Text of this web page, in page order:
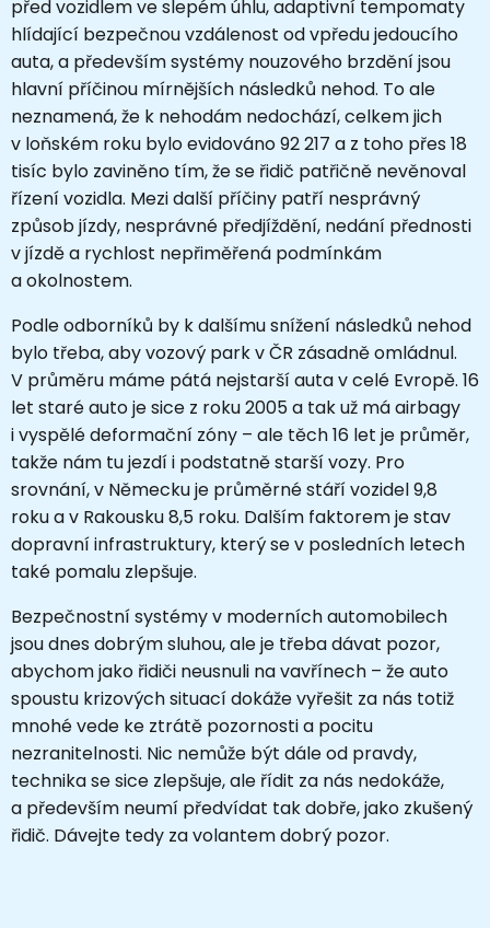
před vozidlem ve slepém úhlu, adaptivní tempomaty
hlídající bezpečnou vzdálenost od vpředu jedoucího
auta, a především systémy nouzového brzdění jsou
hlavní příčinou mírnějších následků nehod. To ale
neznamená, že k nehodám nedochází, celkem jich
v loňském roku bylo evidováno 92 217 a z toho přes 18
tisíc bylo zaviněno tím, že se řidič patřičně nevěnoval
řízení vozidla. Mezi další příčiny patří nesprávný
způsob jízdy, nesprávné předjíždění, nedání přednosti
v jízdě a rychlost nepřiměřená podmínkám
a okolnostem.
Podle odborníků by k dalšímu snížení následků nehod
bylo třeba, aby vozový park v ČR zásadně omládnul.
V průměru máme pátá nejstarší auta v celé Evropě. 16
let staré auto je sice z roku 2005 a tak už má airbagy
i vyspělé deformační zóny – ale těch 16 let je průměr,
takže nám tu jezdí i podstatně starší vozy. Pro
srovnání, v Německu je průměrné stáří vozidel 9,8
roku a v Rakousku 8,5 roku. Dalším faktorem je stav
dopravní infrastruktury, který se v posledních letech
také pomalu zlepšuje.
Bezpečnostní systémy v moderních automobilech
jsou dnes dobrým sluhou, ale je třeba dávat pozor,
abychom jako řidiči neusnuli na vavřínech – že auto
spoustu krizových situací dokáže vyřešit za nás totiž
mnohé vede ke ztrátě pozornosti a pocitu
nezranitelnosti. Nic nemůže být dále od pravdy,
technika se sice zlepšuje, ale řídit za nás nedokáže,
a především neumí předvídat tak dobře, jako zkušený
řidič. Dávejte tedy za volantem dobrý pozor.